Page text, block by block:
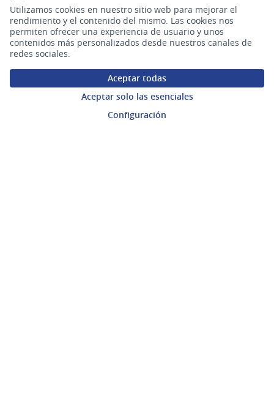
Utilizamos cookies en nuestro sitio web para mejorar el
rendimiento y el contenido del mismo. Las cookies nos
permiten ofrecer una experiencia de usuario y unos
contenidos más personalizados desde nuestros canales de
redes sociales.
Aceptar todas
Aceptar solo las esenciales
Configuración
Plataforma de Participación Ciudadana Digital en X
(Enlace externo)
Plataforma de Participación Ciudadana Digital en Facebook
(Enlace externo)
Plataforma de Participación Ciudadana Digital en
(Enlace externo)
Participá
Inicio
Ámbitos Participativos